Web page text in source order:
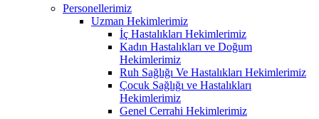
Personellerimiz
Uzman Hekimlerimiz
İç Hastalıkları Hekimlerimiz
Kadın Hastalıkları ve Doğum
Hekimlerimiz
Ruh Sağlığı Ve Hastalıkları Hekimlerimiz
Çocuk Sağlığı ve Hastalıkları
Hekimlerimiz
Genel Cerrahi Hekimlerimiz